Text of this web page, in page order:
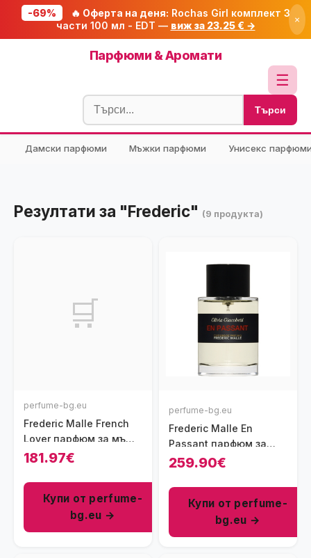
-69% 🔥 Оферта на деня: Rochas Girl комплект 3
части 100 мл - EDT — виж за 23.25 € → ×
Парфюми & Аромати
☰
Блог
🧮 Калкулатори
🔍 Намери продукт
Търси
Дамски парфюми Мъжки парфюми Унисекс
Резултати за "Frederic" (9 продукта)
🛒
perfume-bg.eu
Frederic Malle French
Lover парфюм за мъже
50 мл - EDP
181.97€
Купи от perfume-
bg.eu →
perfume-bg.eu
Frederic Malle En
Passant парфюм за
жени 100 мл - EDP
259.90€
Купи от perfume-
bg.eu →